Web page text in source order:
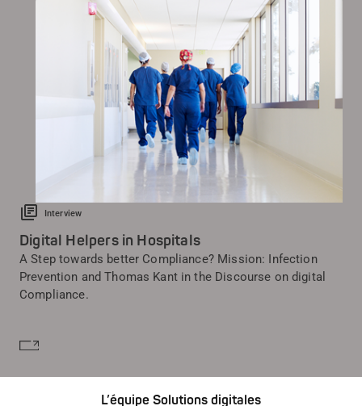
Interview
Digital Helpers in Hospitals
A Step towards better Compliance? Mission: Infection
Prevention and Thomas Kant in the Discourse on digital
Compliance.
En savoir plus
L’équipe Solutions digitales